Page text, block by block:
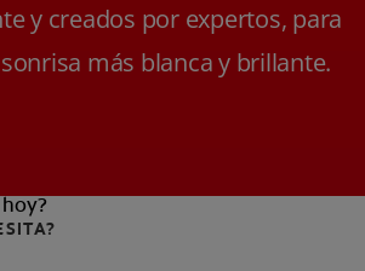
y creados por expertos, para
más blanca y brillante.